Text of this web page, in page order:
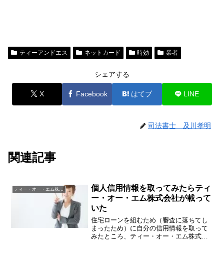
ティーアンドエス ネットカード 時効 業者
シェアする
X Facebook はてブ LINE
司法書士 及川孝明
関連記事
ティー・オー・エム株式会社
個人信用情報を取ってみたらティ
ー・オー・エム株式会社が載って
いた
住宅ローンを組むため（審査に落ちてし
まったため）に自分の信用情報を取って
みたところ、ティー・オー・エム株式会